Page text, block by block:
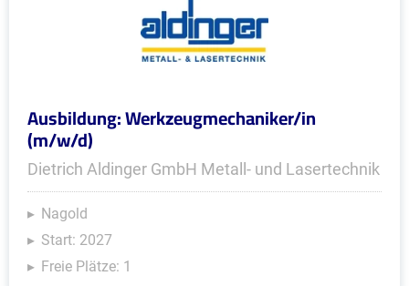
Ausbildung: Werkzeugmechaniker/in
(m/w/d)
Dietrich Aldinger GmbH Metall- und Lasertechnik
Nagold
Start: 2027
Freie Plätze: 1